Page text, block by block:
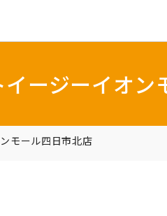
イージーイオン
モール四日市北店